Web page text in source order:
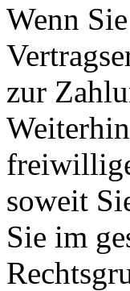
Wenn
zur
soweit
Sie im